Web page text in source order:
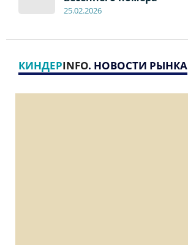
25.02.2026
КИНДЕРINFO. НОВОСТИ РЫНКА